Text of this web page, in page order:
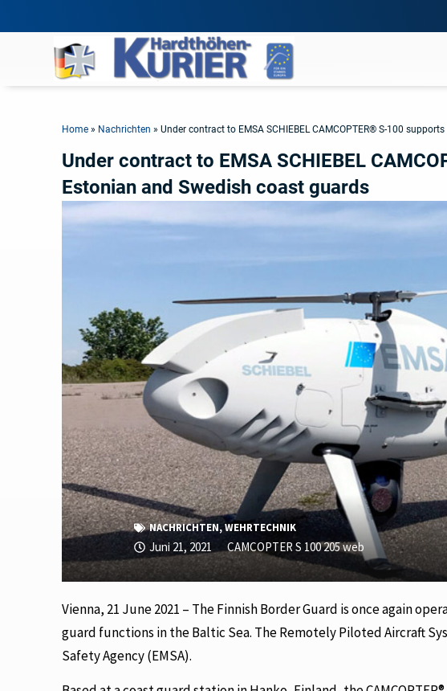
Home » Nachrichten »Under contract to EMSA SCHIEBEL CAMCOPTER® S-100
Under contract to EMSA SCHIEBEL
Estonian and Swedish coast guards
NACHRICHTEN,WEHRTECHNIK
Juni 21, 2021 CAMCOPTER S 100 205 web
Vienna, 21 June 2021 – The Finnish Border Guard is once again
guard functions in the Baltic Sea. The Remotely Piloted Aircraft
Safety Agency (EMSA).